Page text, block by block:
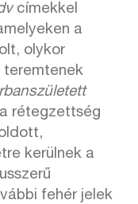
címekkel
a
olykor
teremtenek
rétegzettség
kerülnek a
fehér jelek